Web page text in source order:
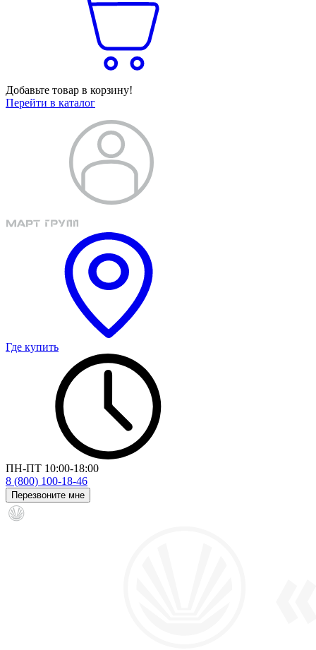
Добавьте товар в корзину!
Перейти в каталог
Где купить
ПН-ПТ 10:00-18:00
8 (800) 100-18-46
Перезвоните мне